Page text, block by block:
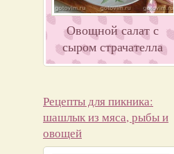
Овощной салат с
сыром страчателла
Рецепты для пикника:
шашлык из мяса, рыбы и
овощей